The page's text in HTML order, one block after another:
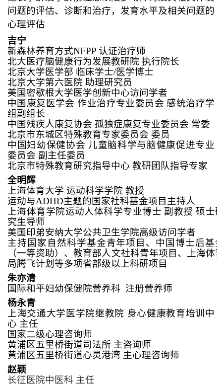
问题的评估、诊断和治疗，发育水平及相关问题的
心理评估
吉宁
新森林养育方式NFPP 认证治疗师
北大医疗脑健康行为发展教研院 执行院长
北京大学医学部 临床学士/医学博士
北京大学第六医院 助理研究员
美国密歇根大学医学创新中心访问学者
中国康复医学会 作业治疗专业委员会 感统治疗学
组副组长
中国残疾人康复协会 孤独症康复专业委员会 常委
北京市东城区特殊教育专家委员会 委员
中国妇幼保健协会 儿童脑科学与脑健康促进专业
委员会 副主任委员
北京市特殊教育研究指导中心 教研团队指导专家
全明辉
上海体育大学 运动科学学院 教授
运动与ADHD主题的国家社科基金项目主持人
上海体育学院运动人体科学专业博士 副教授 硕士
究生导师
美国印弟安纳大学公共卫生学院高级访问学者
主持国家自然科学基金青年项目、中国博士后基
（一等资助）、教育部人文社科青年项目、上海体
局腾飞计划等多项省部级以上科研项目
朱亦清
国际和平妇幼保健院营养科 注册营养师
杨永青
上海交通大学医学院继教院 身心健康教育培训中
心 主任
国家二级心理咨询师
黄浦区五里桥街道司法所 主咨询师
黄浦区五里桥街道心灵港湾 主心理咨询师
赵颖
长征医院中医科 主任